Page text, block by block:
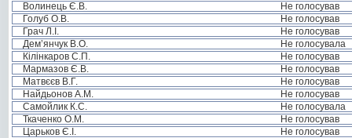
Волинець Є.В.
Не голосував
Голуб О.В.
Не голосував
Грач Л.І.
Не голосував
Дем’янчук В.О.
Не голосувала
Кілінкаров С.П.
Не голосував
Мармазов Є.В.
Не голосував
Матвєєв В.Г.
Не голосував
Найдьонов А.М.
Не голосував
Самойлик К.С.
Не голосувала
Ткаченко О.М.
Не голосував
Царьков Є.І.
Не голосував